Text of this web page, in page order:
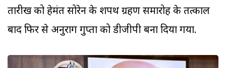
तारीख को हेमंत सोरेन के शपथ ग्रहण समारोह के तत्काल
बाद फिर से अनुराग गुप्ता को डीजीपी बना दिया गया.